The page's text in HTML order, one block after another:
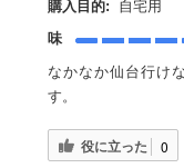
購入目的:
自宅用
味
なかなか仙台行け
す。
役に立った 0